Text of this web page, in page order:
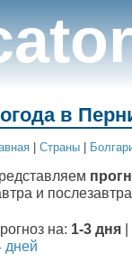
в
Cтраны
и
на: 1-3 дня
дней